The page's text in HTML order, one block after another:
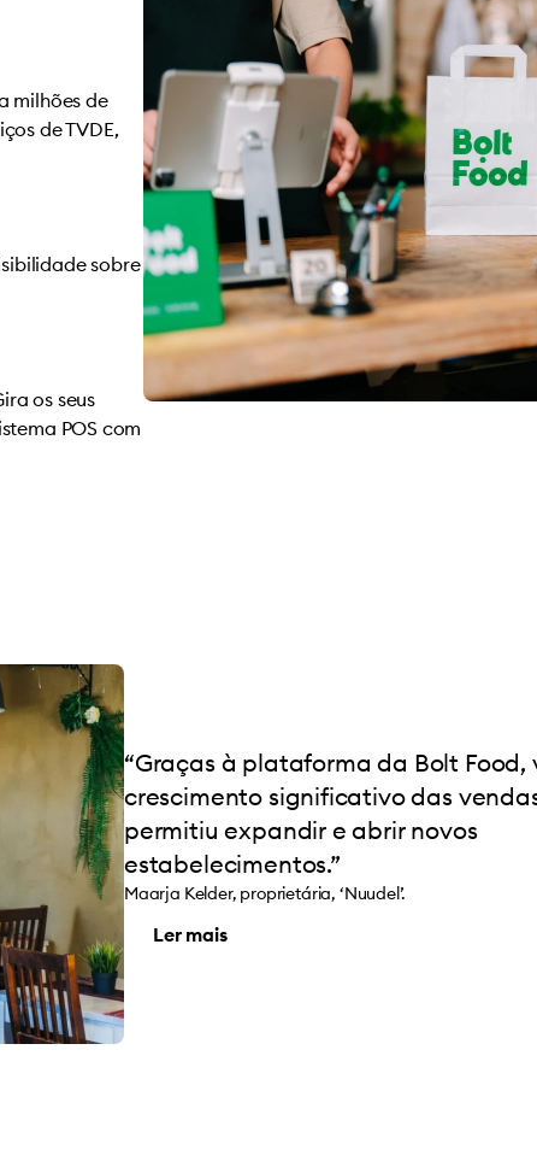
milhões de
de TVDE,
sobre
os seus
POS com
“Graças à plataforma da Bolt Food,
crescimento significativo das
permitiu expandir e abrir novos
estabelecimentos.”
Maarja Kelder, proprietária, ‘Nuudel’.
Ler mais